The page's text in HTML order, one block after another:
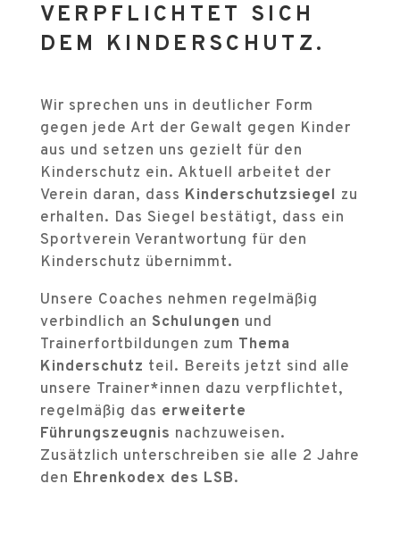
VERPFLICHTET SICH
DEM KINDERSCHUTZ.
Wir sprechen uns in deutlicher Form
gegen jede Art der Gewalt gegen Kinder
aus und setzen uns gezielt für den
Kinderschutz ein. Aktuell arbeitet der
Verein daran, dass Kinderschutzsiegel zu
erhalten. Das Siegel bestätigt, dass ein
Sportverein Verantwortung für den
Kinderschutz übernimmt.
Unsere Coaches nehmen regelmäßig
verbindlich an Schulungen und
Trainerfortbildungen zum Thema
Kinderschutz teil. Bereits jetzt sind alle
unsere Trainer*innen dazu verpflichtet,
regelmäßig das erweiterte
Führungszeugnis nachzuweisen.
Zusätzlich unterschreiben sie alle 2 Jahre
den Ehrenkodex des LSB.